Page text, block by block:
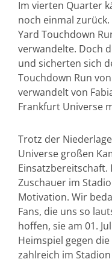
Im vierten Quarter
noch einmal
Yard Touchdown
verwandelte. Doch
und sicherten sich
Touchdown Run
verwandelt von
Frankfurt Universe
Trotz der
Universe großen
Zuschauer im
Motivation. Wir
Fans, die uns so
hoffen, sie am 01.
Heimspiel gegen
zahlreich im